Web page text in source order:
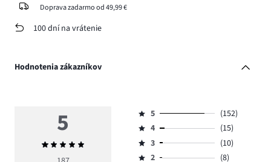
Doprava zadarmo od 49,99 €
100 dní na vrátenie
Hodnotenia zákazníkov
5
Priemerné
hodnotenie
Hodnotenie
5,
počet
hlasov
5
(152)
Hodnotenie
4,
počet
4
(15)
Hodnotenie
3
(10)
2 (8)